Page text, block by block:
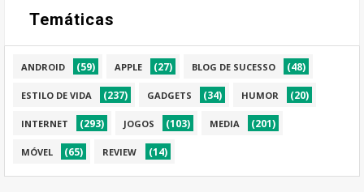
Temáticas
ANDROID (59) APPLE (27) BLOG DE SUCESSO (48)
ESTILO DE VIDA (237) GADGETS (34) HUMOR (20)
INTERNET (293) JOGOS (103) MEDIA (201)
MÓVEL (65) REVIEW (14)